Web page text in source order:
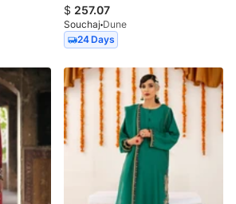
$ 257.07
Souchaj Dune
24 Days